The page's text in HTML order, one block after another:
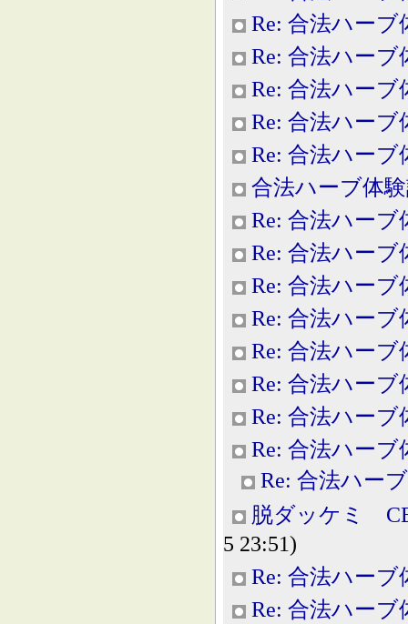
Re: 合法ハーブ
Re: 合法ハーブ
Re: 合法ハーブ
Re: 合法ハーブ
Re: 合法ハーブ
合法ハーブ体
Re: 合法ハーブ
Re: 合法ハーブ
Re: 合法ハーブ
Re: 合法ハーブ
Re: 合法ハーブ
Re: 合法ハーブ
Re: 合法ハーブ
Re: 合法ハーブ
Re: 合法ハー
脱ダッケミ
5 23:51)
Re: 合法ハーブ
Re: 合法ハーブ